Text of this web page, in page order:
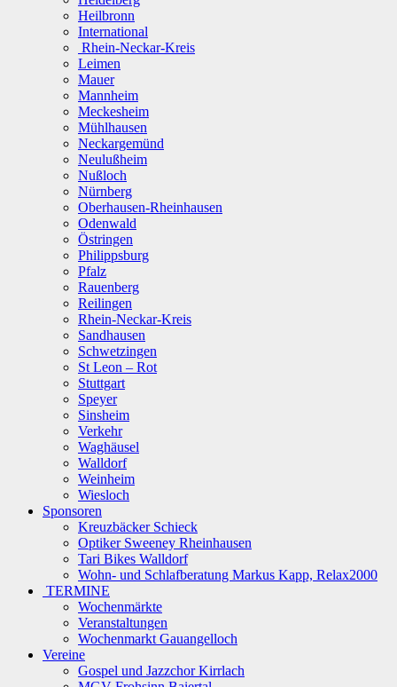
Heilbronn
International
Rhein-Neckar-Kreis
Leimen
Mauer
Mannheim
Meckesheim
Mühlhausen
Neckargemünd
Neulußheim
Nußloch
Nürnberg
Oberhausen-Rheinhausen
Odenwald
Östringen
Philippsburg
Pfalz
Rauenberg
Reilingen
Rhein-Neckar-Kreis
Sandhausen
Schwetzingen
St Leon – Rot
Stuttgart
Speyer
Sinsheim
Verkehr
Waghäusel
Walldorf
Weinheim
Wiesloch
Sponsoren
Kreuzbäcker Schieck
Optiker Sweeney Rheinhausen
Tari Bikes Walldorf
Wohn- und Schlafberatung Markus Kapp, Relax2000
TERMINE
Wochenmärkte
Veranstaltungen
Wochenmarkt Gauangelloch
Vereine
Gospel und Jazzchor Kirrlach